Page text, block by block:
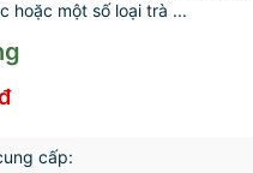
hoặc một số loại trà ...
cấp: